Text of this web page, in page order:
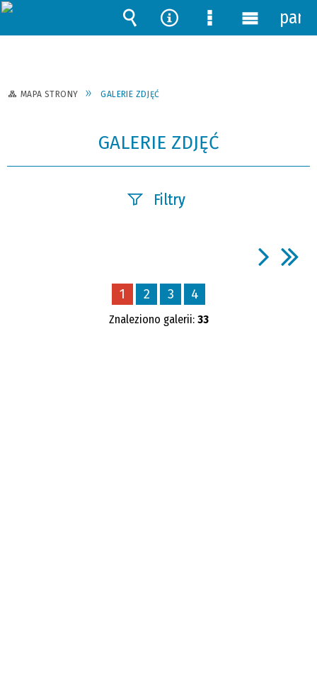
MAPA STRONY GALERIE ZDJĘĆ
GALERIE ZDJĘĆ
Filtry
Kategoria
1 2 3 4
Znaleziono galerii: 33
Wyszukiwarka
Narzędzia
MenuMenu